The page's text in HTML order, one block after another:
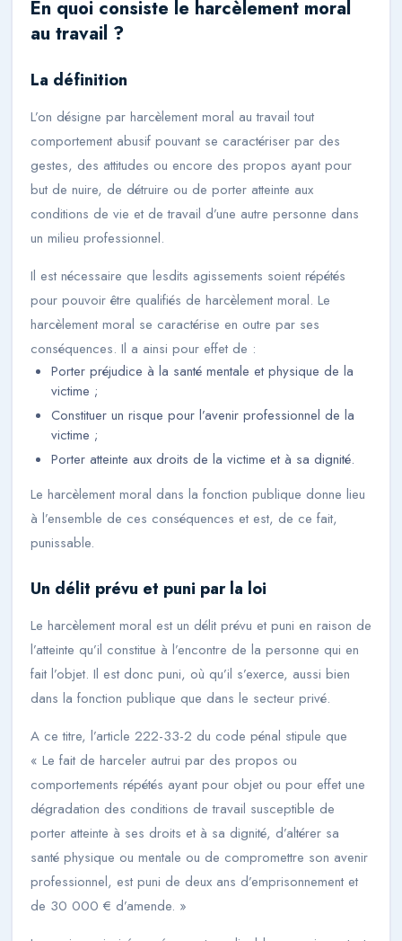
En quoi consiste le harcèlement moral
au travail ?
La définition
L’on désigne par harcèlement moral au travail tout
comportement abusif pouvant se caractériser par des
gestes, des attitudes ou encore des propos ayant pour
but de nuire, de détruire ou de porter atteinte aux
conditions de vie et de travail d’une autre personne dans
un milieu professionnel.
Il est nécessaire que lesdits agissements soient répétés
pour pouvoir être qualifiés de harcèlement moral. Le
harcèlement moral se caractérise en outre par ses
conséquences. Il a ainsi pour effet de :
Porter préjudice à la santé mentale et physique de la
victime ;
Constituer un risque pour l’avenir professionnel de la
victime ;
Porter atteinte aux droits de la victime et à sa dignité.
Le harcèlement moral dans la fonction publique donne lieu
à l’ensemble de ces conséquences et est, de ce fait,
punissable.
Un délit prévu et puni par la loi
Le harcèlement moral est un délit prévu et puni en raison de
l’atteinte qu’il constitue à l’encontre de la personne qui en
fait l’objet. Il est donc puni, où qu’il s’exerce, aussi bien
dans la fonction publique que dans le secteur privé.
A ce titre, l’article 222-33-2 du code pénal stipule que
« Le fait de harceler autrui par des propos ou
comportements répétés ayant pour objet ou pour effet une
dégradation des conditions de travail susceptible de
porter atteinte à ses droits et à sa dignité, d’altérer sa
santé physique ou mentale ou de compromettre son avenir
professionnel, est puni de deux ans d’emprisonnement et
de 30 000 € d’amende. »